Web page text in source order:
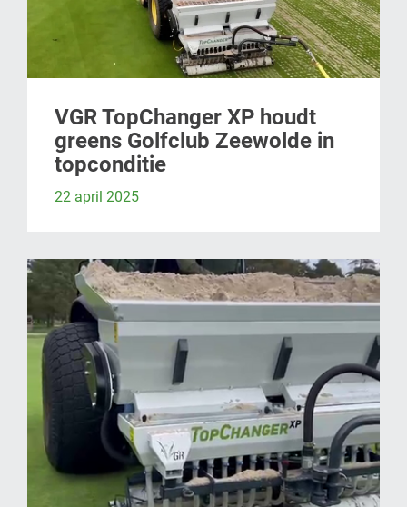
VGR TopChanger XP houdt
greens Golfclub Zeewolde in
topconditie
22 april 2025